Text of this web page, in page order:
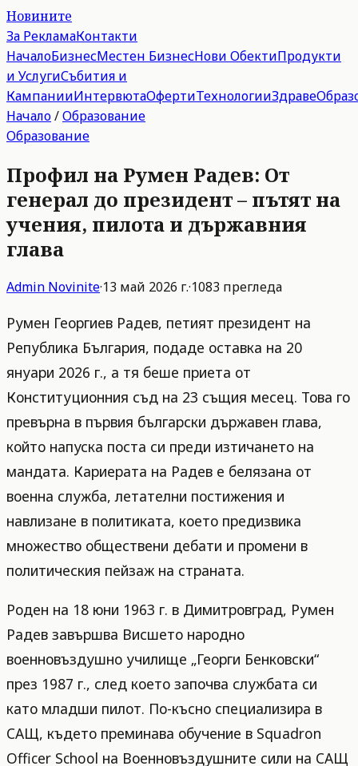
Новините
За РекламаКонтакти
НачалоБизнесМестен БизнесНови ОбектиПродукти
и УслугиСъбития и
КампанииИнтервютаОфертиТехнологииЗдраве
Начало/Образование
Образование
Профил на Румен Радев: От
генерал до президент – пътят на
учения, пилота и държавния
глава
Admin Novinite·13 май 2026 г.·1083 прегледа
Румен Георгиев Радев, петият президент на
Република България, подаде оставка на 20
януари 2026 г., а тя беше приета от
Конституционния съд на 23 същия месец. Това го
превърна в първия български държавен глава,
който напуска поста си преди изтичането на
мандата. Кариерата на Радев е белязана от
военна служба, летателни постижения и
навлизане в политиката, което предизвика
множество обществени дебати и промени в
политическия пейзаж на страната.
Роден на 18 юни 1963 г. в Димитровград, Румен
Радев завършва Висшето народно
военновъздушно училище „Георги Бенковски“
през 1987 г., след което започва службата си
като младши пилот. По-късно специализира в
САЩ, където преминава обучение в Squadron
Officer School на Военновъздушните сили на САЩ